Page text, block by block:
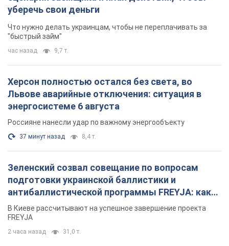
уберечь свои деньги
Что нужно делать украинцам, чтобы не переплачивать за
"быстрый займ"
час назад 9,7 т.
Херсон полностью остался без света, во
Львове аварийные отключения: ситуация в
энергосистеме 6 августа
Россияне нанесли удар по важному энергообъекту
37 минут назад 8,4 т.
Зеленский созвал совещание по вопросам
подготовки украинской баллистики и
антибаллистической программы FREYJA: какие
решения готовятся
В Киеве рассчитывают на успешное завершение проекта
FREYJA
2 часа назад 31,0 т.